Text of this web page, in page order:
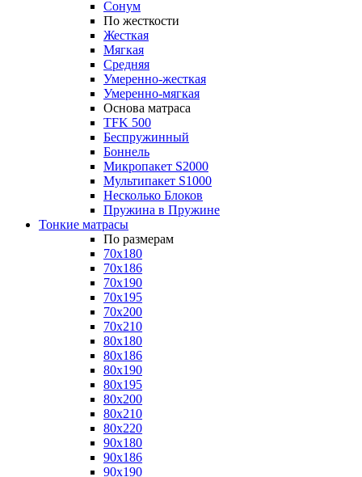
Сонум
По жесткости
Жесткая
Мягкая
Средняя
Умеренно-жесткая
Умеренно-мягкая
Основа матраса
TFK 500
Беспружинный
Боннель
Микропакет S2000
Мультипакет S1000
Несколько Блоков
Пружина в Пружине
Тонкие матрасы
По размерам
70x180
70x186
70x190
70x195
70x200
70x210
80x180
80x186
80x190
80x195
80x200
80x210
80x220
90x180
90x186
90x190